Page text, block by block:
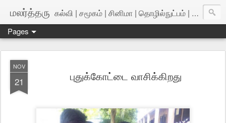
மலர்த்தரு கல்வி | சமூகம் | சினிமா | தொழில்நுட்பம் | அறிவியல்
Pages
NOV
21 புதுக்கோட்டை வாசிக்கிறது